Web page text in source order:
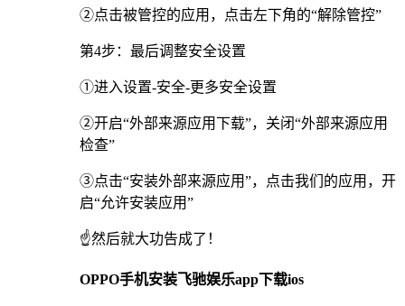
②点击被管控的应用，点击左下角的“解除管控”
第4步：最后调整安全设置
①进入设置-安全-更多安全设置
②开启“外部来源应用下载”，关闭“外部来源应用
检查”
③点击“安装外部来源应用”，点击我们的应用，开
启“允许安装应用”
☝️然后就大功告成了！
OPPO手机安装飞驰娱乐app下载ios